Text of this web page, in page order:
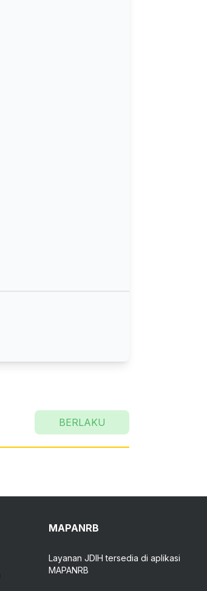
BERLAKU
MAPANRB
Layanan JDIH tersedia di aplikasi
MAPANRB